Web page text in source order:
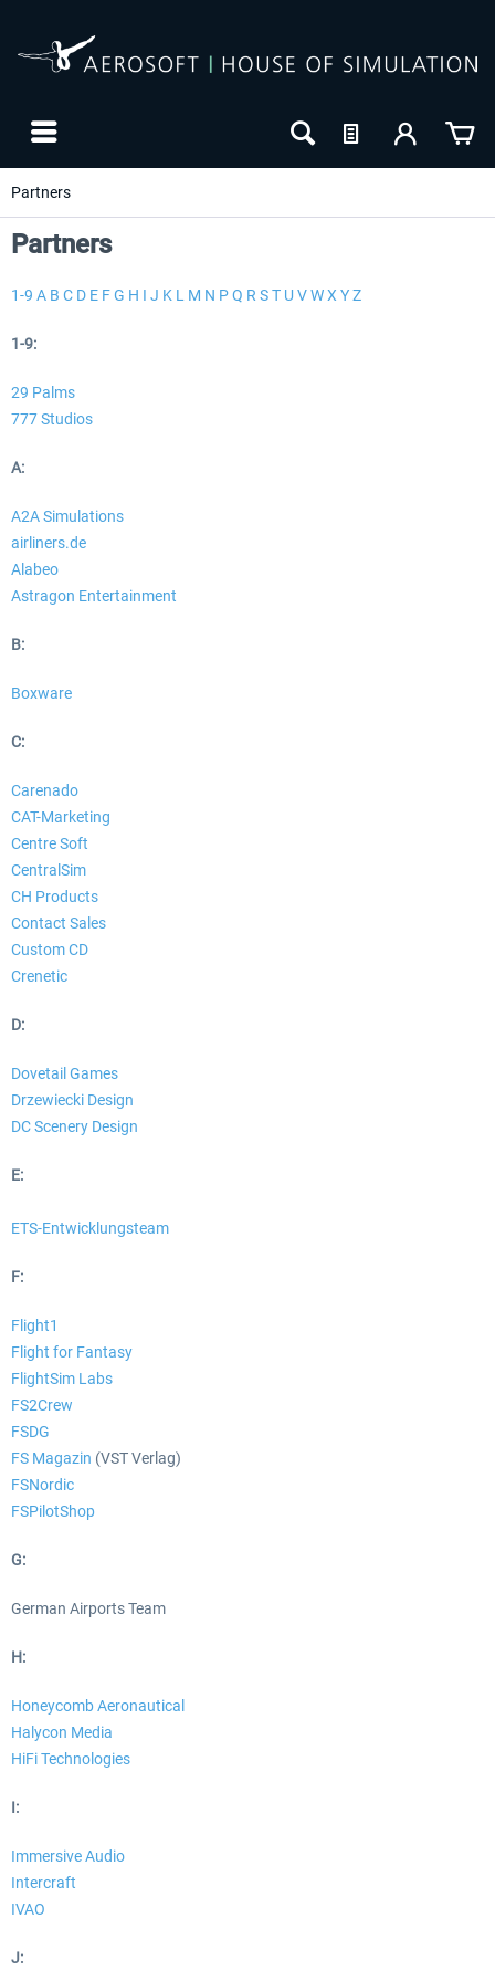
Partners
Trial
Partners
1-9 A B C D E FG H I J K L M N PQ R ST UVWX YZ
1-9:
29 Palms
777 Studios
A:
A2A Simulations
airliners.de
Alabeo
Astragon Entertainment
B:
Boxware
C:
Carenado
CAT-Marketing
Centre Soft
CentralSim
CH Products
Contact Sales
Custom CD
Crenetic
D:
Dovetail Games
Drzewiecki Design
DC Scenery Design
E:
ETS-Entwicklungsteam
F:
Flight1
Flight for Fantasy
FlightSim Labs
FS2Crew
FSDG
FS Magazin (VST Verlag)
FSNordic
FSPilotShop
G:
German Airports Team
H:
Honeycomb Aeronautical
Halycon Media
HiFi Technologies
I:
Immersive Audio
Intercraft
IVAO
J: